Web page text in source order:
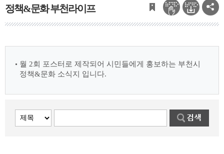
보
기
정책&문화 부천라이프
월 2회 포스터로 제작되어 시민들에게 홍보하는 부천시
정책&문화 소식지 입니다.